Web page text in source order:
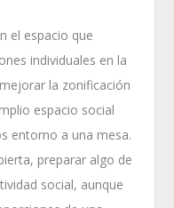
el espacio que
individuales en la
la zonificación
espacio social
entorno a una mesa.
preparar algo de
social, aunque